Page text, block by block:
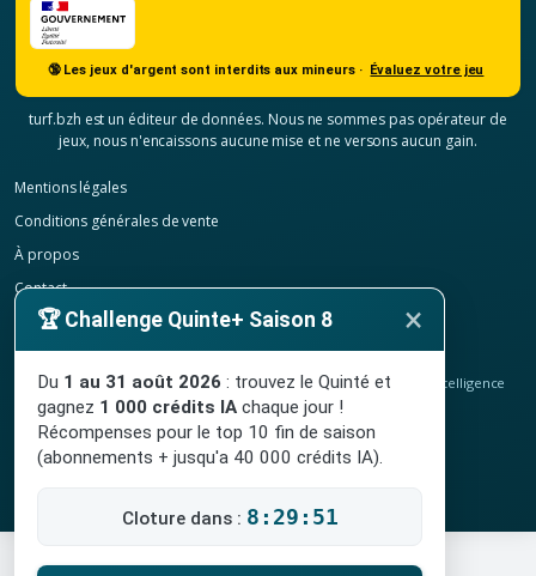
🔞 Les jeux d'argent sont interdits aux mineurs · Évaluez votre jeu
turf.bzh est un éditeur de données. Nous ne sommes pas opérateur de
jeux, nous n'encaissons aucune mise et ne versons aucun gain.
Mentions légales
Conditions générales de vente
À propos
Contact
Confidentialité
Résilier mon abonnement
© 2020-2026 TURF.bzh, analyses hippiques, classement ELO et intelligence
artificielle.
Site indépendant, sans lien avec le PMU. Jeu interdit aux mineurs.
🏆 Challenge Quinte+ Saison 8 ×
Du 1 au 31 août 2026 : trouvez le Quinté et
gagnez 1 000 crédits IA chaque jour !
Récompenses pour le top 10 fin de saison
(abonnements + jusqu'a 40 000 crédits IA).
Cloture dans : 8:29:50